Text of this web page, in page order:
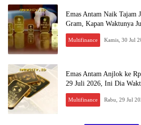
Emas Antam Naik Tajam
Gram, Kapan Waktunya
Multifinance
Emas Antam Anjlok ke
29 Juli 2026, Ini Dia
Multifinance